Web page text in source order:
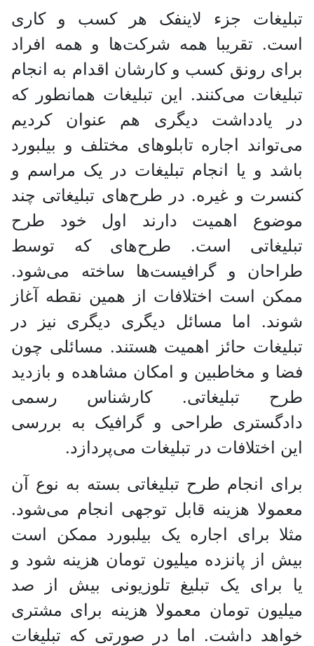
تبلیغات جزء لاینفک هر کسب و کاری
است. تقریبا همه شرکت‌ها و همه افراد
برای رونق کسب و کارشان اقدام به انجام
تبلیغات می‌کنند. این تبلیغات همانطور که
در یادداشت دیگری هم عنوان کردیم
می‌تواند اجاره تابلو‌های مختلف و بیلبورد
باشد و یا انجام تبلیغات در یک مراسم و
کنسرت و غیره. در طرح‌های تبلیغاتی چند
موضوع اهمیت دارند اول خود طرح
تبلیغاتی است. طرح‌های که توسط
طراحان و گرافیست‌ها ساخته می‌شود.
ممکن است اختلافات از همین نقطه آغاز
شوند. اما مسائل دیگری دیگری نیز در
تبلیغات حائز اهمیت هستند. مسائلی چون
فضا و مخاطبین و امکان مشاهده و بازدید
طرح تبلیغاتی. کارشناس رسمی
دادگستری طراحی و گرافیک به بررسی
این اختلافات در تبلیغات می‌پردازد.
برای انجام طرح تبلیغاتی بسته به نوع آن
معمولا هزینه قابل توجهی انجام می‌شود.
مثلا برای اجاره یک بیلبورد ممکن است
بیش از پانزده میلیون تومان هزینه شود و
یا برای یک تبلیغ تلوزیونی بیش از صد
میلیون تومان معمولا هزینه برای مشتری
خواهد داشت. اما در صورتی که تبلیغات